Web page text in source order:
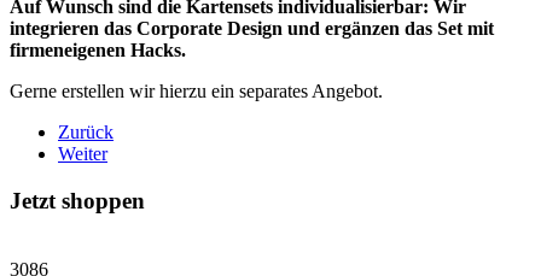
Auf Wunsch sind die Kartensets individualisierbar: Wir
integrieren das Corporate Design und ergänzen das Set mit
firmeneigenen Hacks.
Gerne erstellen wir hierzu ein separates Angebot.
Zurück
Weiter
Jetzt shoppen
3086